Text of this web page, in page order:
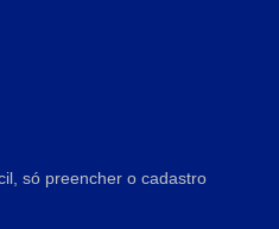
só preencher o cadastro